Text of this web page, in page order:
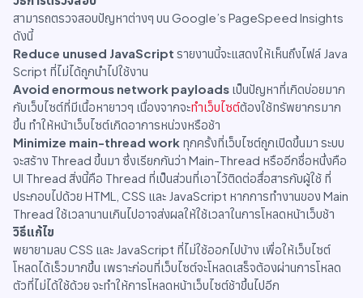
สามารถตรวจสอบปัญหาต่างๆ บน Google’s PageSpeed Insights
ดังนี้
Reduce unused JavaScript รายงานนี้จะแสดงให้เห็นถึงไฟล์ Java
Script ที่ไม่ได้ถูกนำไปใช้งาน
Avoid enormous network payloads เป็นปัญหาที่เกิดบ่อยมาก
กับเว็บไซต์ที่มีเนื้อหายาวๆ เนื่องจากจะทำเว็บไซต์ต้องใช้ทรัพยากรมาก
ขึ้น ทำให้หน้าเว็บไซต์เกิดอาการหน่วงหรือช้า
Minimize main-thread work ทุกครั้งที่เว็บไซต์ถูกเปิดขึ้นมา ระบบ
จะสร้าง Thread ขึ้นมา ซึ่งเรียกกันว่า Main-Thread หรืออีกชื่อหนึ่งคือ
UI Thread สิ่งนี้คือ Thread ที่เป็นส่วนที่เอาไว้ติดต่อสื่อสารกับผู้ใช้ ที่
ประกอบไปด้วย HTML, CSS และ JavaScript หากการทำงานของ Main
Thread ใช้เวลานานเกินไปอาจส่งผลให้ใช้เวลาในการโหลดหน้าเว็บช้า
วิธีแก้ไข
พยายามลบ CSS และ JavaScript ที่ไม่ใช้ออกไปบ้าง เพื่อให้เว็บไซต์
โหลดได้เร็วมากขึ้น เพราะก่อนที่เว็บไซต์จะโหลดเสร็จต้องผ่านการโหลด
ตัวที่ไม่ได้ใช้ด้วย จะทำให้การโหลดหน้าเว็บไซต์ช้าขึ้นไปอีก